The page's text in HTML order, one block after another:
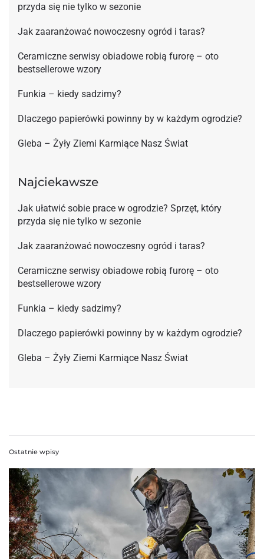
przyda się nie tylko w sezonie
Jak zaaranżować nowoczesny ogród i taras?
Ceramiczne serwisy obiadowe robią furorę – oto
bestsellerowe wzory
Funkia – kiedy sadzimy?
Dlaczego papierówki powinny by w każdym ogrodzie?
Gleba – Żyły Ziemi Karmiące Nasz Świat
Najciekawsze
Jak ułatwić sobie prace w ogrodzie? Sprzęt, który
przyda się nie tylko w sezonie
Jak zaaranżować nowoczesny ogród i taras?
Ceramiczne serwisy obiadowe robią furorę – oto
bestsellerowe wzory
Funkia – kiedy sadzimy?
Dlaczego papierówki powinny by w każdym ogrodzie?
Gleba – Żyły Ziemi Karmiące Nasz Świat
Ostatnie wpisy